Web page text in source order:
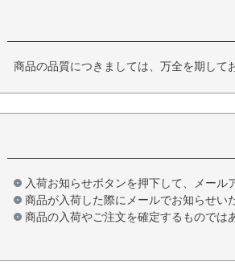
商品の品質につきましては、万全を期して
入荷お知らせボタンを押下して、メール
商品が入荷した際にメールでお知らせい
商品の入荷やご注文を確定するものでは